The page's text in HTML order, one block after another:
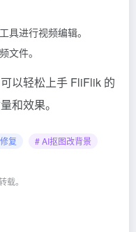
具进行视频编辑。
文件。
以轻松上手 FliFlik 的
和效果。
复 # AI抠图改背景
载。